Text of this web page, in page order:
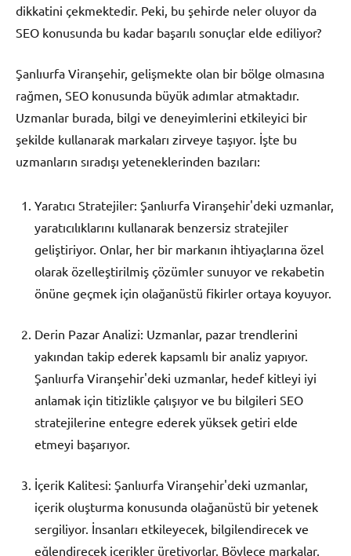
dikkatini çekmektedir. Peki, bu şehirde neler oluyor da
SEO konusunda bu kadar başarılı sonuçlar elde ediliyor?
Şanlıurfa Viranşehir, gelişmekte olan bir bölge olmasına
rağmen, SEO konusunda büyük adımlar atmaktadır.
Uzmanlar burada, bilgi ve deneyimlerini etkileyici bir
şekilde kullanarak markaları zirveye taşıyor. İşte bu
uzmanların sıradışı yeteneklerinden bazıları:
Yaratıcı Stratejiler: Şanlıurfa Viranşehir'deki uzmanlar,
yaratıcılıklarını kullanarak benzersiz stratejiler
geliştiriyor. Onlar, her bir markanın ihtiyaçlarına özel
olarak özelleştirilmiş çözümler sunuyor ve rekabetin
önüne geçmek için olağanüstü fikirler ortaya koyuyor.
Derin Pazar Analizi: Uzmanlar, pazar trendlerini
yakından takip ederek kapsamlı bir analiz yapıyor.
Şanlıurfa Viranşehir'deki uzmanlar, hedef kitleyi iyi
anlamak için titizlikle çalışıyor ve bu bilgileri SEO
stratejilerine entegre ederek yüksek getiri elde
etmeyi başarıyor.
İçerik Kalitesi: Şanlıurfa Viranşehir'deki uzmanlar,
içerik oluşturma konusunda olağanüstü bir yetenek
sergiliyor. İnsanları etkileyecek, bilgilendirecek ve
eğlendirecek içerikler üretiyorlar. Böylece markalar,